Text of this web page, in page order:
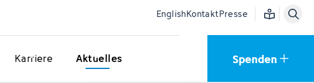
EnglishKontaktPresse Einfache
Karriere Aktuelles Spenden